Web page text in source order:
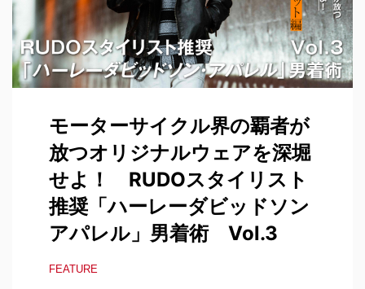
モーターサイクル界の覇者が
放つオリジナルウェアを深堀
せよ！ RUDOスタイリスト
推奨「ハーレーダビッドソン
アパレル」男着術 Vol.3
FEATURE